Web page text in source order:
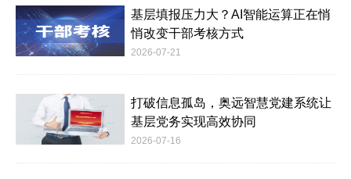
基层填报压力大？AI智能运算正在悄
悄改变干部考核方式
2026-07-21
打破信息孤岛，奥远智慧党建系统让
基层党务实现高效协同
2026-07-16